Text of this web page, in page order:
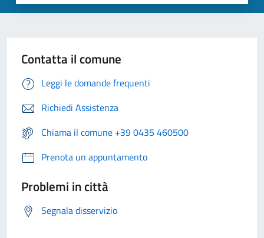
Contatta il comune
Leggi le domande frequenti
Richiedi Assistenza
Chiama il comune +39 0435 460500
Prenota un appuntamento
Problemi in città
Segnala disservizio